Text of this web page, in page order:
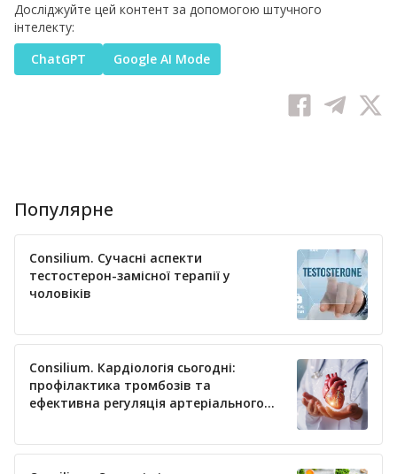
Досліджуйте цей контент за допомогою штучного
інтелекту:
ChatGPT
Google AI Mode
Популярне
Consilium. Сучасні аспекти
тестостерон-замісної терапії у
чоловіків
Consilium. Кардіологія сьогодні:
профілактика тромбозів та
ефективна регуляція артеріального